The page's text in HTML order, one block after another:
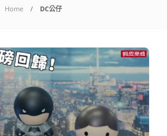
Home DC公仔